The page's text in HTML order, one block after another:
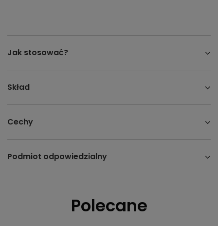
Jak stosować?
Skład
Cechy
Podmiot odpowiedzialny
Polecane